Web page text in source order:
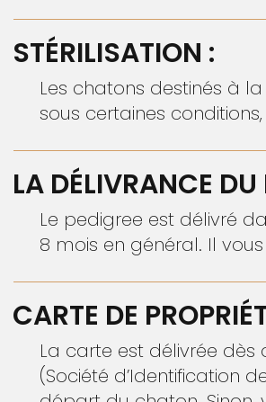
STÉRILISATION :
Les chatons destinés à
sous certaines
LA DÉLIVRANCE DU
Le pedigree est délivré
8 mois en général. Il
CARTE DE
La carte est délivrée
(Société d’Identification